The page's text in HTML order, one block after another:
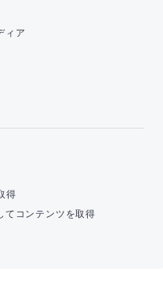
ィア
得
てコンテンツを取得